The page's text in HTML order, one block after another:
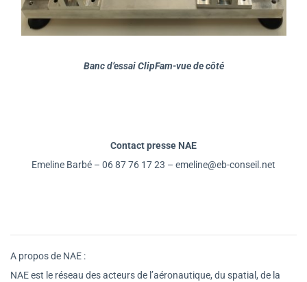
Banc d’essai ClipFam-vue de côté
Contact presse NAE
Emeline Barbé – 06 87 76 17 23 – emeline@eb-conseil.net
A propos de NAE :
NAE est le réseau des acteurs de l’aéronautique, du spatial, de la